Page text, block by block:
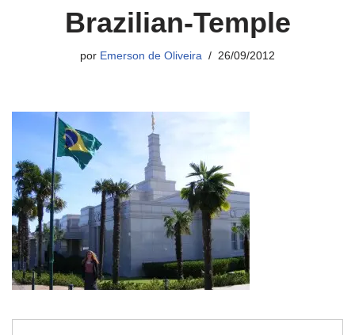
Brazilian-Temple
por Emerson de Oliveira 26/09/2012